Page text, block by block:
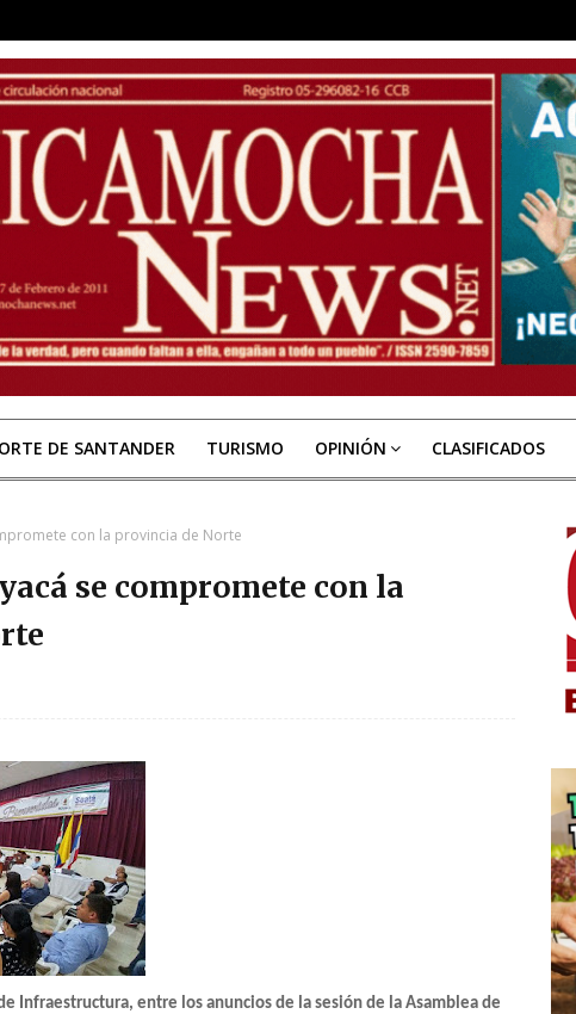
DE SANTANDER TURISMO OPINIÓN CLASIFICADOS
con la provincia de Norte
se compromete con la
Infraestructura, entre los anuncios de la sesión de la Asamblea de